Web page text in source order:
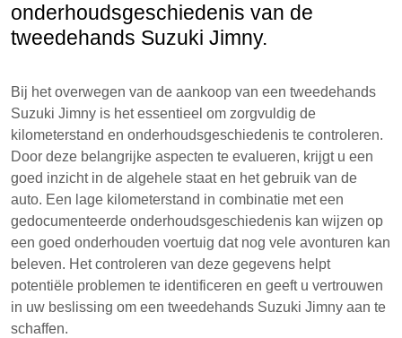
onderhoudsgeschiedenis van de
tweedehands Suzuki Jimny.
Bij het overwegen van de aankoop van een tweedehands
Suzuki Jimny is het essentieel om zorgvuldig de
kilometerstand en onderhoudsgeschiedenis te controleren.
Door deze belangrijke aspecten te evalueren, krijgt u een
goed inzicht in de algehele staat en het gebruik van de
auto. Een lage kilometerstand in combinatie met een
gedocumenteerde onderhoudsgeschiedenis kan wijzen op
een goed onderhouden voertuig dat nog vele avonturen kan
beleven. Het controleren van deze gegevens helpt
potentiële problemen te identificeren en geeft u vertrouwen
in uw beslissing om een tweedehands Suzuki Jimny aan te
schaffen.